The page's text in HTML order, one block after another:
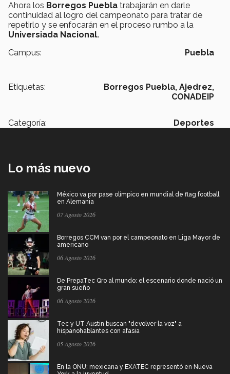
Ahora los Borregos Puebla trabajarán en darle
continuidad al logro del campeonato para tratar de
repetirlo y se enfocarán en el proceso rumbo a la
Universiada Nacional.
Campus:
Puebla
Etiquetas: Borregos Puebla, Ajedrez,
CONADEIP
Categoría: Deportes
Lo más nuevo
México va por pase olímpico en mundial de flag football
en Alemania
07 Agosto 2026
Borregos CCM van por el campeonato en Liga Mayor de
americano
06 Agosto 2026
De PrepaTec Qro al mundo: el escenario donde nació un
gran sueño
06 Agosto 2026
Tec y UT Austin buscan "devolver la voz" a
hispanohablantes con afasia
05 Agosto 2026
En la ONU: mexicana y EXATEC representó en Nueva